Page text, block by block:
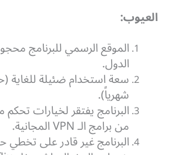
العيوب:
الموقع الرسمي للبرنامج
الدول.
شهرياً).
البرنامج يفتقر لخيارات
من برامج الـ VPN المجانية.
البرنامج غير قادر على